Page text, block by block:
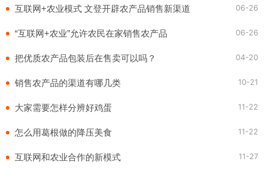
互联网+农业模式 文登开辟农产品销售新渠道 06-26
“互联网+农业”允许农民在家销售农产品 06-26
把优质农产品包装后在售卖可以吗？ 04-20
销售农产品的渠道有哪几类 10-21
大家需要怎样分辨好鸡蛋 11-22
怎么用葛根做的降压美食 11-22
互联网和农业合作的新模式 11-27